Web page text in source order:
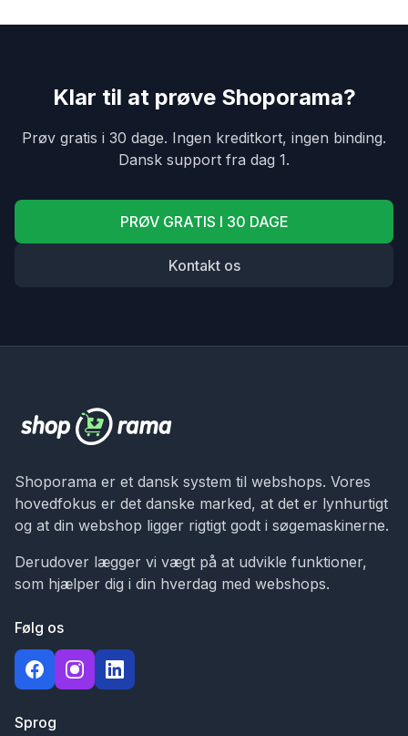
Klar til at prøve Shoporama?
Prøv gratis i 30 dage. Ingen kreditkort, ingen binding.
Dansk support fra dag 1.
PRØV GRATIS I 30 DAGE
Kontakt os
Shoporama er et dansk system til webshops. Vores
hovedfokus er det danske marked, at det er lynhurtigt
og at din webshop ligger rigtigt godt i søgemaskinerne.
Derudover lægger vi vægt på at udvikle funktioner,
som hjælper dig i din hverdag med webshops.
Følg os
Sprog